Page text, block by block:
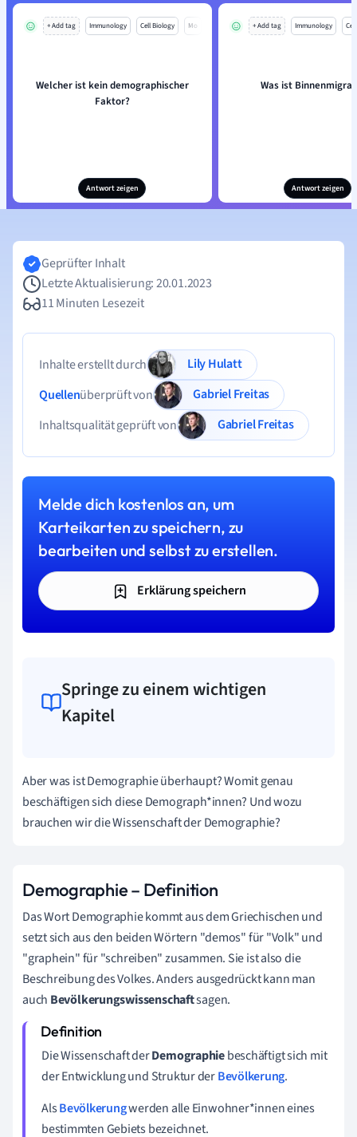
+ Add tag Immunology Cell Biology Mo
Welcher ist kein demographischer
Faktor?
Antwort zeigen
+ Add tag Immunology
Was ist
Antwort zeigen
Geprüfter Inhalt
Letzte Aktualisierung: 20.01.2023
11 Minuten Lesezeit
Inhalte erstellt durch
Lily Hulatt
Quellenüberprüft von
Gabriel Freitas
Inhaltsqualität geprüft von
Gabriel Freitas
Melde dich kostenlos an, um
Karteikarten zu speichern, zu
bearbeiten und selbst zu erstellen.
Erklärung speichern
Springe zu einem wichtigen
Kapitel
Aber was ist Demographie überhaupt? Womit genau
beschäftigen sich diese Demograph*innen? Und wozu
brauchen wir die Wissenschaft der Demographie?
Demographie – Definition
Das Wort Demographie kommt aus dem Griechischen und
setzt sich aus den beiden Wörtern "demos" für "Volk" und
"graphein" für "schreiben" zusammen. Sie ist also die
Beschreibung des Volkes. Anders ausgedrückt kann man
auch Bevölkerungswissenschaftsagen.
Die Wissenschaft derDemographiebeschäftigt sich mit
der Entwicklung und Struktur derBevölkerung.
AlsBevölkerungwerden alle Einwohner*innen eines
bestimmten Gebiets bezeichnet.